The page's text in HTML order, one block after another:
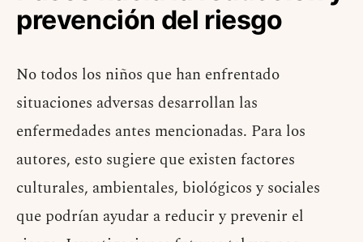
prevención del riesgo
No todos los niños que han enfrentado
situaciones adversas desarrollan las
enfermedades antes mencionadas. Para los
autores, esto sugiere que existen factores
culturales, ambientales, biológicos y sociales
que podrían ayudar a reducir y prevenir el